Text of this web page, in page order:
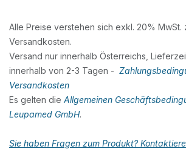
Alle Preise verstehen sich exkl. 20% MwSt.
Versandkosten.
Versand nur innerhalb Österreichs,
innerhalb von 2-3 Tagen -
Versandkosten
Es gelten die Allgemeinen
Leupamed GmbH.
Sie haben Fragen zum Produkt?